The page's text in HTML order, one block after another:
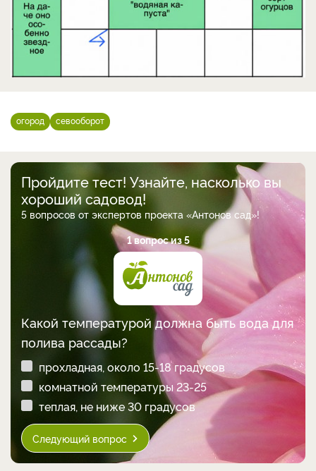
огород севооборот
Пройдите тест! Узнайте, насколько вы
хороший садовод!
5 вопросов от экспертов проекта «Антонов сад»!
1 вопрос из 5
Какой температурой должна быть вода для
полива рассады?
прохладная, около 15-18 градусов
комнатной температуры 23-25
теплая, не ниже 30 градусов
Следующий вопрос